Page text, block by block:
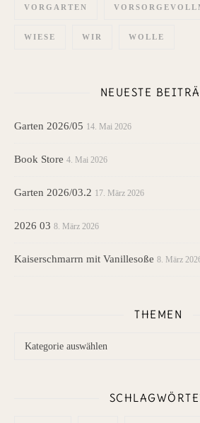
VORGARTEN
WIESE WIR WOLLE
NEUESTE
Garten 2026/05 14. Mai 2026
Book Store 4. Mai 2026
Garten 2026/03.2 17. März 2026
2026 03 8. März 2026
Kaiserschmarrn mit Vanillesoße 8. März
THEMEN